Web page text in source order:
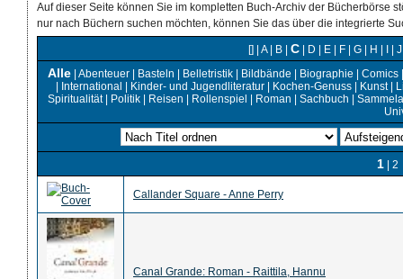
Auf dieser Seite können Sie im kompletten Buch-Archiv der Bücherbörse
nur nach Büchern suchen möchten, können Sie das über die integrierte
[] A| B C D E F G H J
Alle| Abenteuer| Basteln Belletristik| Bildbände Biographie Comics
International Kinder- und Jugendliteratur| Kochen-Genuss| Kunst|
Spiritualität| Politik Reisen Rollenspiel Roman Sachbuch
1 2
Callander Square - Anne Perry
Canal Grande: Roman - Raittila, Hannu